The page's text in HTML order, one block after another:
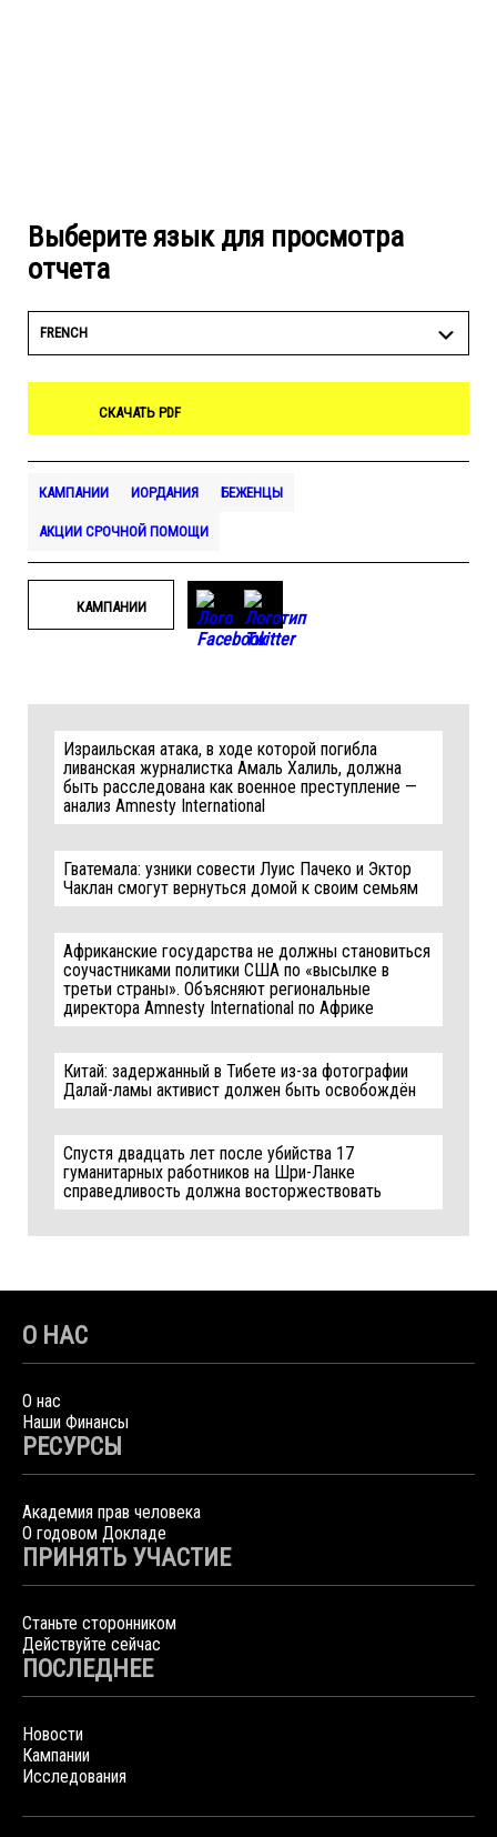
Выберите язык для просмотра
отчета
FRENCH
СКАЧАТЬ PDF
КАМПАНИИ ИОРДАНИЯ БЕЖЕНЦЫ
АКЦИИ СРОЧНОЙ ПОМОЩИ
КАМПАНИИ
Израильская атака, в ходе которой погибла
ливанская журналистка Амаль Халиль, должна
быть расследована как военное преступление —
анализ Amnesty International
Гватемала: узники совести Луис Пачеко и Эктор
Чаклан смогут вернуться домой к своим семьям
Африканские государства не должны становиться
соучастниками политики США по «высылке в
третьи страны». Объясняют региональные
директора Amnesty International по Африке
Китай: задержанный в Тибете из-за фотографии
Далай-ламы активист должен быть освобождён
Спустя двадцать лет после убийства 17
гуманитарных работников на Шри-Ланке
справедливость должна восторжествовать
О НАС
О нас
Наши Финансы
РЕСУРСЫ
Академия прав человека
О годовом Докладе
ПРИНЯТЬ УЧАСТИЕ
Станьте сторонником
Действуйте сейчас
ПОСЛЕДНЕЕ
Новости
Кампании
Исследования